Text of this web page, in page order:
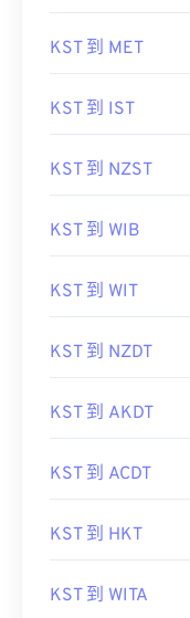
KST 到 MET
KST 到 IST
KST 到 NZST
KST 到 WIB
KST 到 WIT
KST 到 NZDT
KST 到 AKDT
KST 到 ACDT
KST 到 HKT
KST 到 WITA